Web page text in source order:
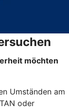
möchten
Umständen am
oder